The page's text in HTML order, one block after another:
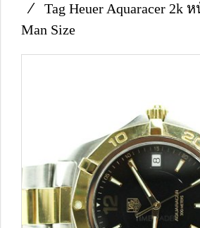
Tag Heuer Aquaracer 2k
Man Size